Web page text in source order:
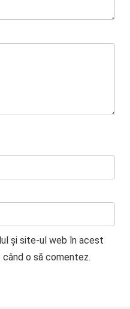
și site-ul web în acest
o să comentez.